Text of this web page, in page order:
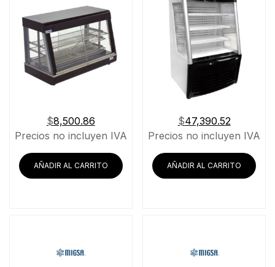
$8,500.86
Precios no incluyen IVA
AÑADIR AL CARRITO
$47,390.52
Precios no incluyen IVA
AÑADIR AL CARRITO